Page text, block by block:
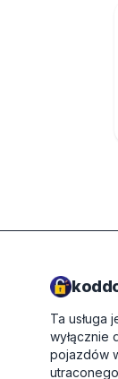
Ta usługa
wyłącznie
pojazdów